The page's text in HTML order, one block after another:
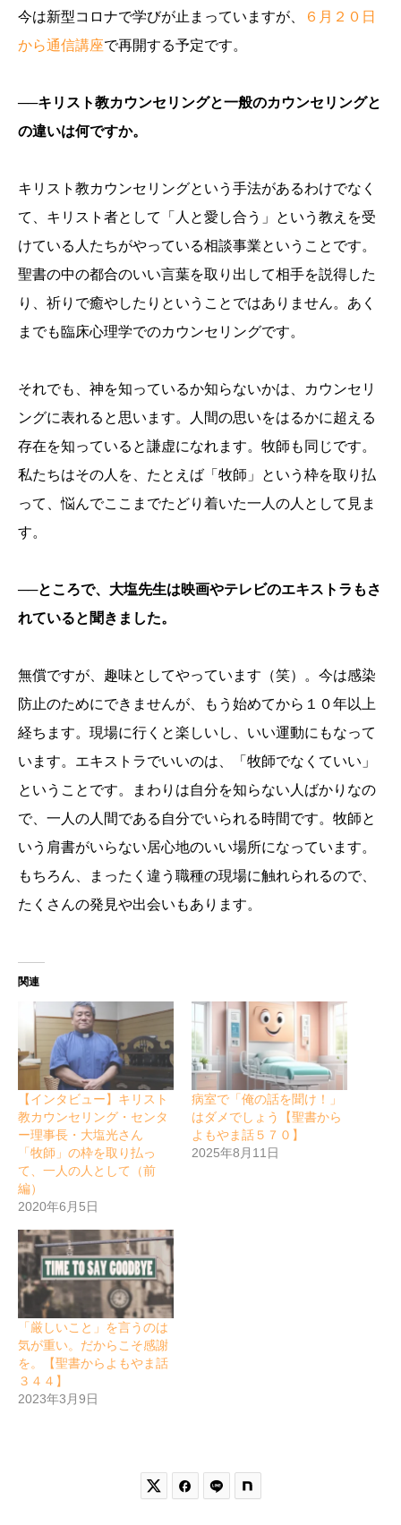
今は新型コロナで学びが止まっていますが、
６月２０日
から通信講座で再開する予定です。
──キリスト教カウンセリングと一般のカウンセリングと
の違いは何ですか。
キリスト教カウンセリングという手法があるわけでなく
て、キリスト者として「人と愛し合う」という教えを受
けている人たちがやっている相談事業ということです。
聖書の中の都合のいい言葉を取り出して相手を説得した
り、祈りで癒やしたりということではありません。あく
までも臨床心理学でのカウンセリングです。
それでも、神を知っているか知らないかは、カウンセリ
ングに表れると思います。人間の思いをはるかに超える
存在を知っていると謙虚になれます。牧師も同じです。
私たちはその人を、たとえば「牧師」という枠を取り払
って、悩んでここまでたどり着いた一人の人として見ま
す。
──ところで、大塩先生は映画やテレビのエキストラもさ
れていると聞きました。
無償ですが、趣味としてやっています（笑）。今は感染
防止のためにできませんが、もう始めてから１０年以上
経ちます。現場に行くと楽しいし、いい運動にもなって
います。エキストラでいいのは、「牧師でなくていい」
ということです。まわりは自分を知らない人ばかりなの
で、一人の人間である自分でいられる時間です。牧師と
いう肩書がいらない居心地のいい場所になっています。
もちろん、まったく違う職種の現場に触れられるので、
たくさんの発見や出会いもあります。
関連
【インタビュー】キリスト
教カウンセリング・センタ
ー理事長・大塩光さん
「牧師」の枠を取り払っ
て、一人の人として（前
編）
2020年6月5日
病室で「俺の話を聞け！」
はダメでしょう【聖書から
よもやま話５７０】
2025年8月11日
「厳しいこと」を言うのは
気が重い。だからこそ感謝
を。【聖書からよもやま話
３４４】
2023年3月9日
 